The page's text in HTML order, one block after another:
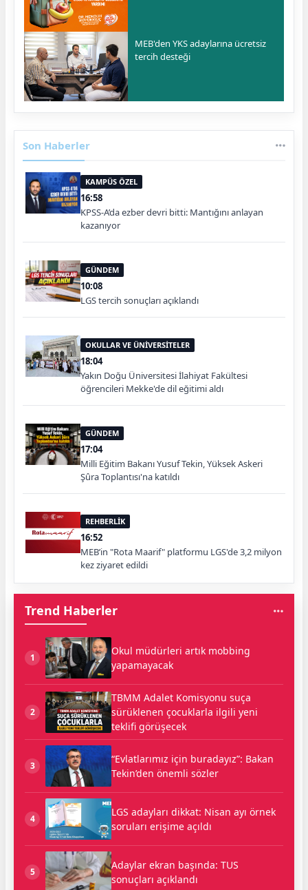
MEB'den YKS adaylarına ücretsiz
tercih desteği
Son Haberler
KAMPÜS ÖZEL
16:58
KPSS-A’da ezber devri bitti: Mantığını anlayan
kazanıyor
GÜNDEM
10:08
LGS tercih sonuçları açıklandı
OKULLAR VE ÜNİVERSİTELER
18:04
Yakın Doğu Üniversitesi İlahiyat Fakültesi
öğrencileri Mekke'de dil eğitimi aldı
GÜNDEM
17:04
Milli Eğitim Bakanı Yusuf Tekin, Yüksek Askeri
Şûra Toplantısı'na katıldı
REHBERLİK
16:52
MEB’in "Rota Maarif" platformu LGS'de 3,2 milyon
kez ziyaret edildi
Trend Haberler
1
Okul müdürleri artık mobbing
yapamayacak
2
TBMM Adalet Komisyonu suça
sürüklenen çocuklarla ilgili yeni
teklifi görüşecek
3
“Evlatlarımız için buradayız”: Bakan
Tekin’den önemli sözler
4
LGS adayları dikkat: Nisan ayı örnek
soruları erişime açıldı
5
Adaylar ekran başında: TUS
sonuçları açıklandı